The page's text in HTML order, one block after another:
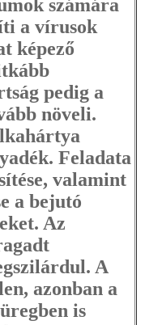
számára
a vírusok
képező
pedig a
növeli.
Feladata
valamint
a bejutó
Az
A
azonban a
is